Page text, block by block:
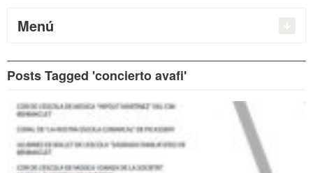
Menú
Posts Tagged 'concierto avafi'